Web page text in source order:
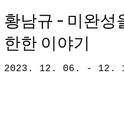
황남규 - 미완성
한한 이야기
2023. 12. 06. - 12.